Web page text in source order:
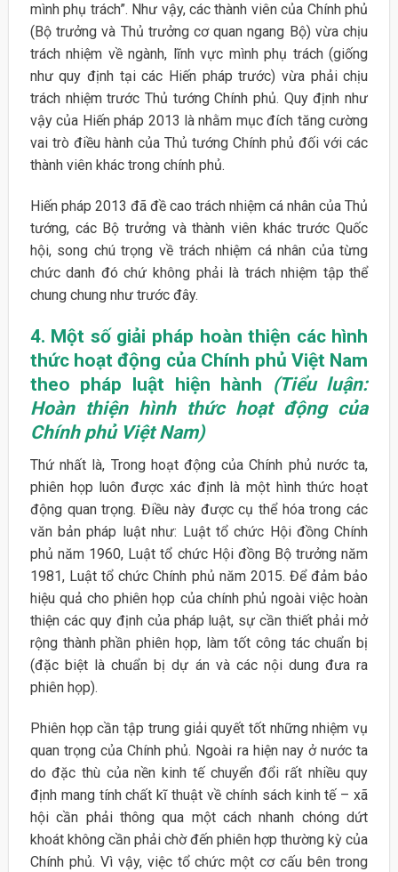
mình phụ trách”. Như vậy, các thành viên của Chính phủ
(Bộ trưởng và Thủ trưởng cơ quan ngang Bộ) vừa chịu
trách nhiệm về ngành, lĩnh vực mình phụ trách (giống
như quy định tại các Hiến pháp trước) vừa phải chịu
trách nhiệm trước Thủ tướng Chính phủ. Quy định như
vậy của Hiến pháp 2013 là nhằm mục đích tăng cường
vai trò điều hành của Thủ tướng Chính phủ đối với các
thành viên khác trong chính phủ.
Hiến pháp 2013 đã đề cao trách nhiệm cá nhân của Thủ
tướng, các Bộ trưởng và thành viên khác trước Quốc
hội, song chú trọng về trách nhiệm cá nhân của từng
chức danh đó chứ không phải là trách nhiệm tập thể
chung chung như trước đây.
4. Một số giải pháp hoàn thiện các hình
thức hoạt động của Chính phủ Việt Nam
theo pháp luật hiện hành (Tiểu luận:
Hoàn thiện hình thức hoạt động của
Chính phủ Việt Nam)
Thứ nhất là, Trong hoạt động của Chính phủ nước ta,
phiên họp luôn được xác định là một hình thức hoạt
động quan trọng. Điều này được cụ thể hóa trong các
văn bản pháp luật như: Luật tổ chức Hội đồng Chính
phủ năm 1960, Luật tổ chức Hội đồng Bộ trưởng năm
1981, Luật tổ chức Chính phủ năm 2015. Để đảm bảo
hiệu quả cho phiên họp của chính phủ ngoài việc hoàn
thiện các quy định của pháp luật, sự cần thiết phải mở
rộng thành phần phiên họp, làm tốt công tác chuẩn bị
(đặc biệt là chuẩn bị dự án và các nội dung đưa ra
phiên họp).
Phiên họp cần tập trung giải quyết tốt những nhiệm vụ
quan trọng của Chính phủ. Ngoài ra hiện nay ở nước ta
do đặc thù của nền kinh tế chuyển đổi rất nhiều quy
định mang tính chất kĩ thuật về chính sách kinh tế – xã
hội cần phải thông qua một cách nhanh chóng dứt
khoát không cần phải chờ đến phiên hợp thường kỳ của
Chính phủ. Vì vậy, việc tổ chức một cơ cấu bên trong